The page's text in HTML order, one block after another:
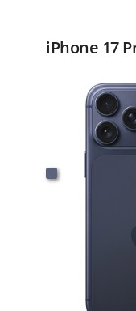
iPhone 17